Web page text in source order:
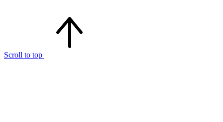
Scroll to top